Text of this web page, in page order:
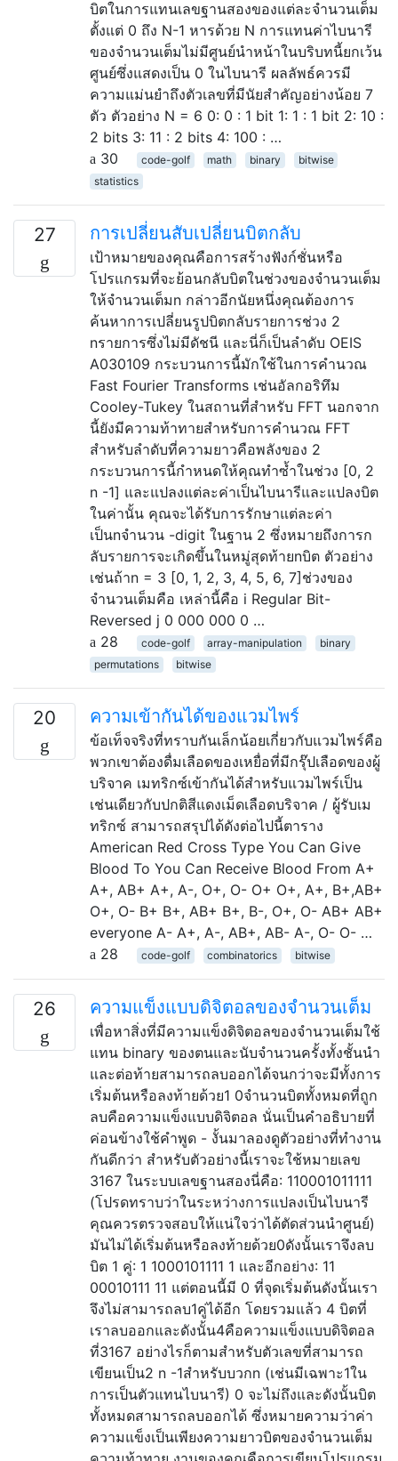
บิตในการแทนเลขฐานสองของแต่ละจำนวนเต็ม
ตั้งแต่ 0 ถึง N-1 หารด้วย N การแทนค่าไบนารี
ของจำนวนเต็มไม่มีศูนย์นำหน้าในบริบทนี้ยกเว้น
ศูนย์ซึ่งแสดงเป็น 0 ในไบนารี ผลลัพธ์ควรมี
ความแม่นยำถึงตัวเลขที่มีนัยสำคัญอย่างน้อย 7
ตัว ตัวอย่าง N = 6 0: 0 : 1 bit 1: 1 : 1 bit 2: 10 :
2 bits 3: 11 : 2 bits 4: 100 : …
30
code-golf math binary
bitwise
statistics
27 การเปลี่ยนสับเปลี่ยนบิตกลับ
เป้าหมายของคุณคือการสร้างฟังก์ชั่นหรือ
โปรแกรมที่จะย้อนกลับบิตในช่วงของจำนวนเต็ม
ให้จำนวนเต็มn กล่าวอีกนัยหนึ่งคุณต้องการ
ค้นหาการเปลี่ยนรูปบิตกลับรายการช่วง 2
nรายการซึ่งไม่มีดัชนี และนี่ก็เป็นลำดับ OEIS
A030109 กระบวนการนี้มักใช้ในการคำนวณ
Fast Fourier Transforms เช่นอัลกอริทึม
Cooley-Tukey ในสถานที่สำหรับ FFT นอกจาก
นี้ยังมีความท้าทายสำหรับการคำนวณ FFT
สำหรับลำดับที่ความยาวคือพลังของ 2
กระบวนการนี้กำหนดให้คุณทำซ้ำในช่วง [0, 2
n -1] และแปลงแต่ละค่าเป็นไบนารีและแปลงบิต
ในค่านั้น คุณจะได้รับการรักษาแต่ละค่า
เป็นnจำนวน -digit ในฐาน 2 ซึ่งหมายถึงการก
ลับรายการจะเกิดขึ้นในหมู่สุดท้ายnบิต ตัวอย่าง
เช่นถ้าn = 3 [0, 1, 2, 3, 4, 5, 6, 7]ช่วงของ
จำนวนเต็มคือ เหล่านี้คือ i Regular Bit-
Reversed j 0 000 000 0 …
28
code-golf array-manipulation
binary
permutations
bitwise
20 ความเข้ากันได้ของแวมไพร์
ข้อเท็จจริงที่ทราบกันเล็กน้อยเกี่ยวกับแวมไพร์คือ
พวกเขาต้องดื่มเลือดของเหยื่อที่มีกรุ๊ปเลือดของผู้
บริจาค เมทริกซ์เข้ากันได้สำหรับแวมไพร์เป็น
เช่นเดียวกับปกติสีแดงเม็ดเลือดบริจาค / ผู้รับเม
ทริกซ์ สามารถสรุปได้ดังต่อไปนี้ตาราง
American Red Cross Type You Can Give
Blood To You Can Receive Blood From A+
A+, AB+ A+, A-, O+, O- O+ O+, A+, B+,AB+
O+, O- B+ B+, AB+ B+, B-, O+, O- AB+ AB+
everyone A- A+, A-, AB+, AB- A-, O- O- …
28
code-golf combinatorics bitwise
26 ความแข็งแบบดิจิตอลของจำนวนเต็ม
เพื่อหาสิ่งที่มีความแข็งดิจิตอลของจำนวนเต็มใช้
แทน binary ของตนและนับจำนวนครั้งทั้งชั้นนำ
และต่อท้ายสามารถลบออกได้จนกว่าจะมีทั้งการ
เริ่มต้นหรือลงท้ายด้วย1 0จำนวนบิตทั้งหมดที่ถูก
ลบคือความแข็งแบบดิจิตอล นั่นเป็นคำอธิบายที่
ค่อนข้างใช้คำพูด - งั้นมาลองดูตัวอย่างที่ทำงาน
กันดีกว่า สำหรับตัวอย่างนี้เราจะใช้หมายเลข
3167 ในระบบเลขฐานสองนี่คือ: 110001011111
(โปรดทราบว่าในระหว่างการแปลงเป็นไบนารี
คุณควรตรวจสอบให้แน่ใจว่าได้ตัดส่วนนำศูนย์)
มันไม่ได้เริ่มต้นหรือลงท้ายด้วย0ดังนั้นเราจึงลบ
บิต 1 คู่: 1 1000101111 1 เเละอีกอย่าง: 11
00010111 11 แต่ตอนนี้มี 0 ที่จุดเริ่มต้นดังนั้นเรา
จึงไม่สามารถลบ1คู่ได้อีก โดยรวมแล้ว 4 บิตที่
เราลบออกและดังนั้น4คือความแข็งแบบดิจิตอล
ที่3167 อย่างไรก็ตามสำหรับตัวเลขที่สามารถ
เขียนเป็น2 n -1สำหรับบวกn (เช่นมีเฉพาะ1ใน
การเป็นตัวแทนไบนารี) 0 จะไม่ถึงและดังนั้นบิต
ทั้งหมดสามารถลบออกได้ ซึ่งหมายความว่าค่า
ความแข็งเป็นเพียงความยาวบิตของจำนวนเต็ม